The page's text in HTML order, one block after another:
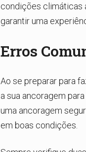
condições climáticas
garantir uma
Erros
Ao se preparar para
a sua ancoragem
uma ancoragem
em boas condições.